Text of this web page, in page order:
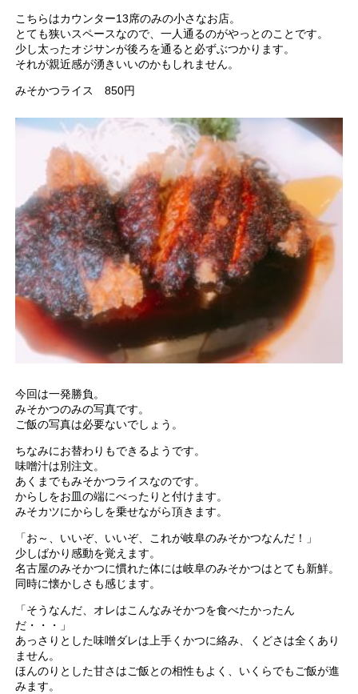
こちらはカウンター13席のみの小さなお店。
とても狭いスペースなので、一人通るのがやっとのことです。
少し太ったオジサンが後ろを通ると必ずぶつかります。
それが親近感が湧きいいのかもしれません。
みそかつライス 850円
今回は一発勝負。
みそかつのみの写真です。
ご飯の写真は必要ないでしょう。
ちなみにお替わりもできるようです。
味噌汁は別注文。
あくまでもみそかつライスなのです。
からしをお皿の端にべったりと付けます。
みそカツにからしを乗せながら頂きます。
「お～、いいぞ、いいぞ、これが岐阜のみそかつなんだ！」
少しばかり感動を覚えます。
名古屋のみそかつに慣れた体には岐阜のみそかつはとても新鮮。
同時に懐かしさも感じます。
「そうなんだ、オレはこんなみそかつを食べたかったん
だ・・・」
あっさりとした味噌ダレは上手くかつに絡み、くどさは全くあり
ません。
ほんのりとした甘さはご飯との相性もよく、いくらでもご飯が進
みます。